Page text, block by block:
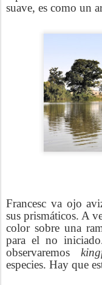
suave, es como un
Francesc va ojo
sus prismáticos. A
color sobre una
para el no
observaremos
especies. Hay que